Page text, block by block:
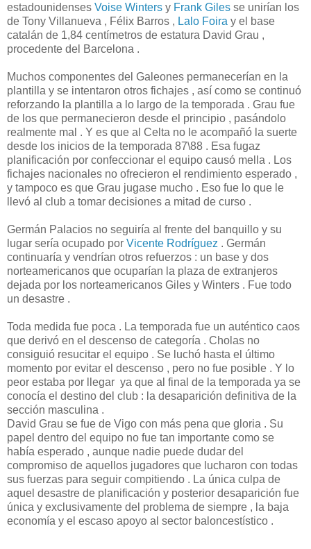
estadounidenses Voise Winters y Frank Giles se unirían los
de Tony Villanueva , Félix Barros , Lalo Foira y el base
catalán de 1,84 centímetros de estatura David Grau ,
procedente del Barcelona .
Muchos componentes del Galeones permanecerían en la
plantilla y se intentaron otros fichajes , así como se continuó
reforzando la plantilla a lo largo de la temporada . Grau fue
de los que permanecieron desde el principio , pasándolo
realmente mal . Y es que al Celta no le acompañó la suerte
desde los inicios de la temporada 87\88 . Esa fugaz
planificación por confeccionar el equipo causó mella . Los
fichajes nacionales no ofrecieron el rendimiento esperado ,
y tampoco es que Grau jugase mucho . Eso fue lo que le
llevó al club a tomar decisiones a mitad de curso .
Germán Palacios no seguiría al frente del banquillo y su
lugar sería ocupado por Vicente Rodríguez . Germán
continuaría y vendrían otros refuerzos : un base y dos
norteamericanos que ocuparían la plaza de extranjeros
dejada por los norteamericanos Giles y Winters . Fue todo
un desastre .
Toda medida fue poca . La temporada fue un auténtico caos
que derivó en el descenso de categoría . Cholas no
consiguió resucitar el equipo . Se luchó hasta el último
momento por evitar el descenso , pero no fue posible . Y lo
peor estaba por llegar ya que al final de la temporada ya se
conocía el destino del club : la desaparición definitiva de la
sección masculina .
David Grau se fue de Vigo con más pena que gloria . Su
papel dentro del equipo no fue tan importante como se
había esperado , aunque nadie puede dudar del
compromiso de aquellos jugadores que lucharon con todas
sus fuerzas para seguir compitiendo . La única culpa de
aquel desastre de planificación y posterior desaparición fue
única y exclusivamente del problema de siempre , la baja
economía y el escaso apoyo al sector baloncestístico .